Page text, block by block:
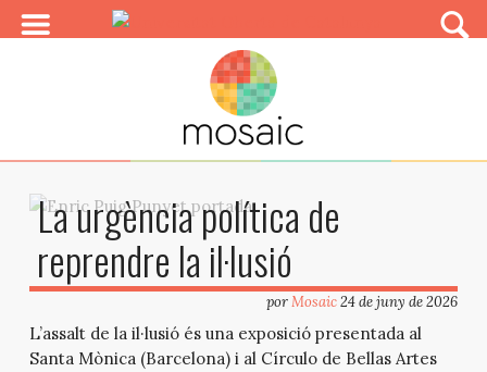
La urgència política de
reprendre la il·lusió
porMosaic24 de juny de 2026
L’assalt de la il·lusió és una exposició presentada al
Santa Mònica (Barcelona) i al Círculo de Bellas Artes